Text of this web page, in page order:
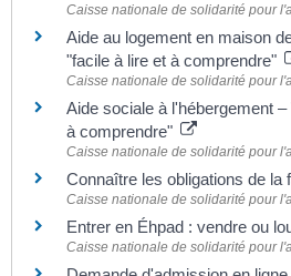
Caisse nationale de solidarité pour
Aide au logement en maison
"facile à lire et à comprendre"
Caisse nationale de solidarité pour
Aide sociale à l'hébergement
à comprendre"
Caisse nationale de solidarité pour
Connaître les obligations de la
Caisse nationale de solidarité pour
Entrer en Éhpad : vendre ou
Caisse nationale de solidarité pour